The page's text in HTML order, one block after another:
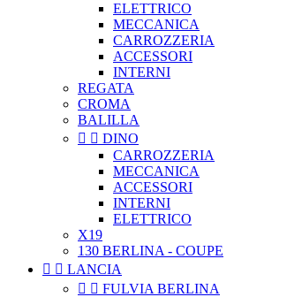
ELETTRICO
MECCANICA
CARROZZERIA
ACCESSORI
INTERNI
REGATA
CROMA
BALILLA
  DINO
CARROZZERIA
MECCANICA
ACCESSORI
INTERNI
ELETTRICO
X19
130 BERLINA - COUPE
  LANCIA
  FULVIA BERLINA